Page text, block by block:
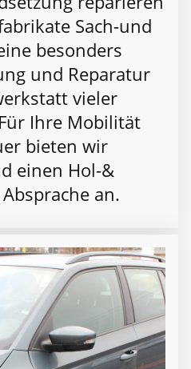
Sach-und
besonders
und Reparatur
vieler
Ihre Mobilität
bieten wir
einen Hol-&
an.